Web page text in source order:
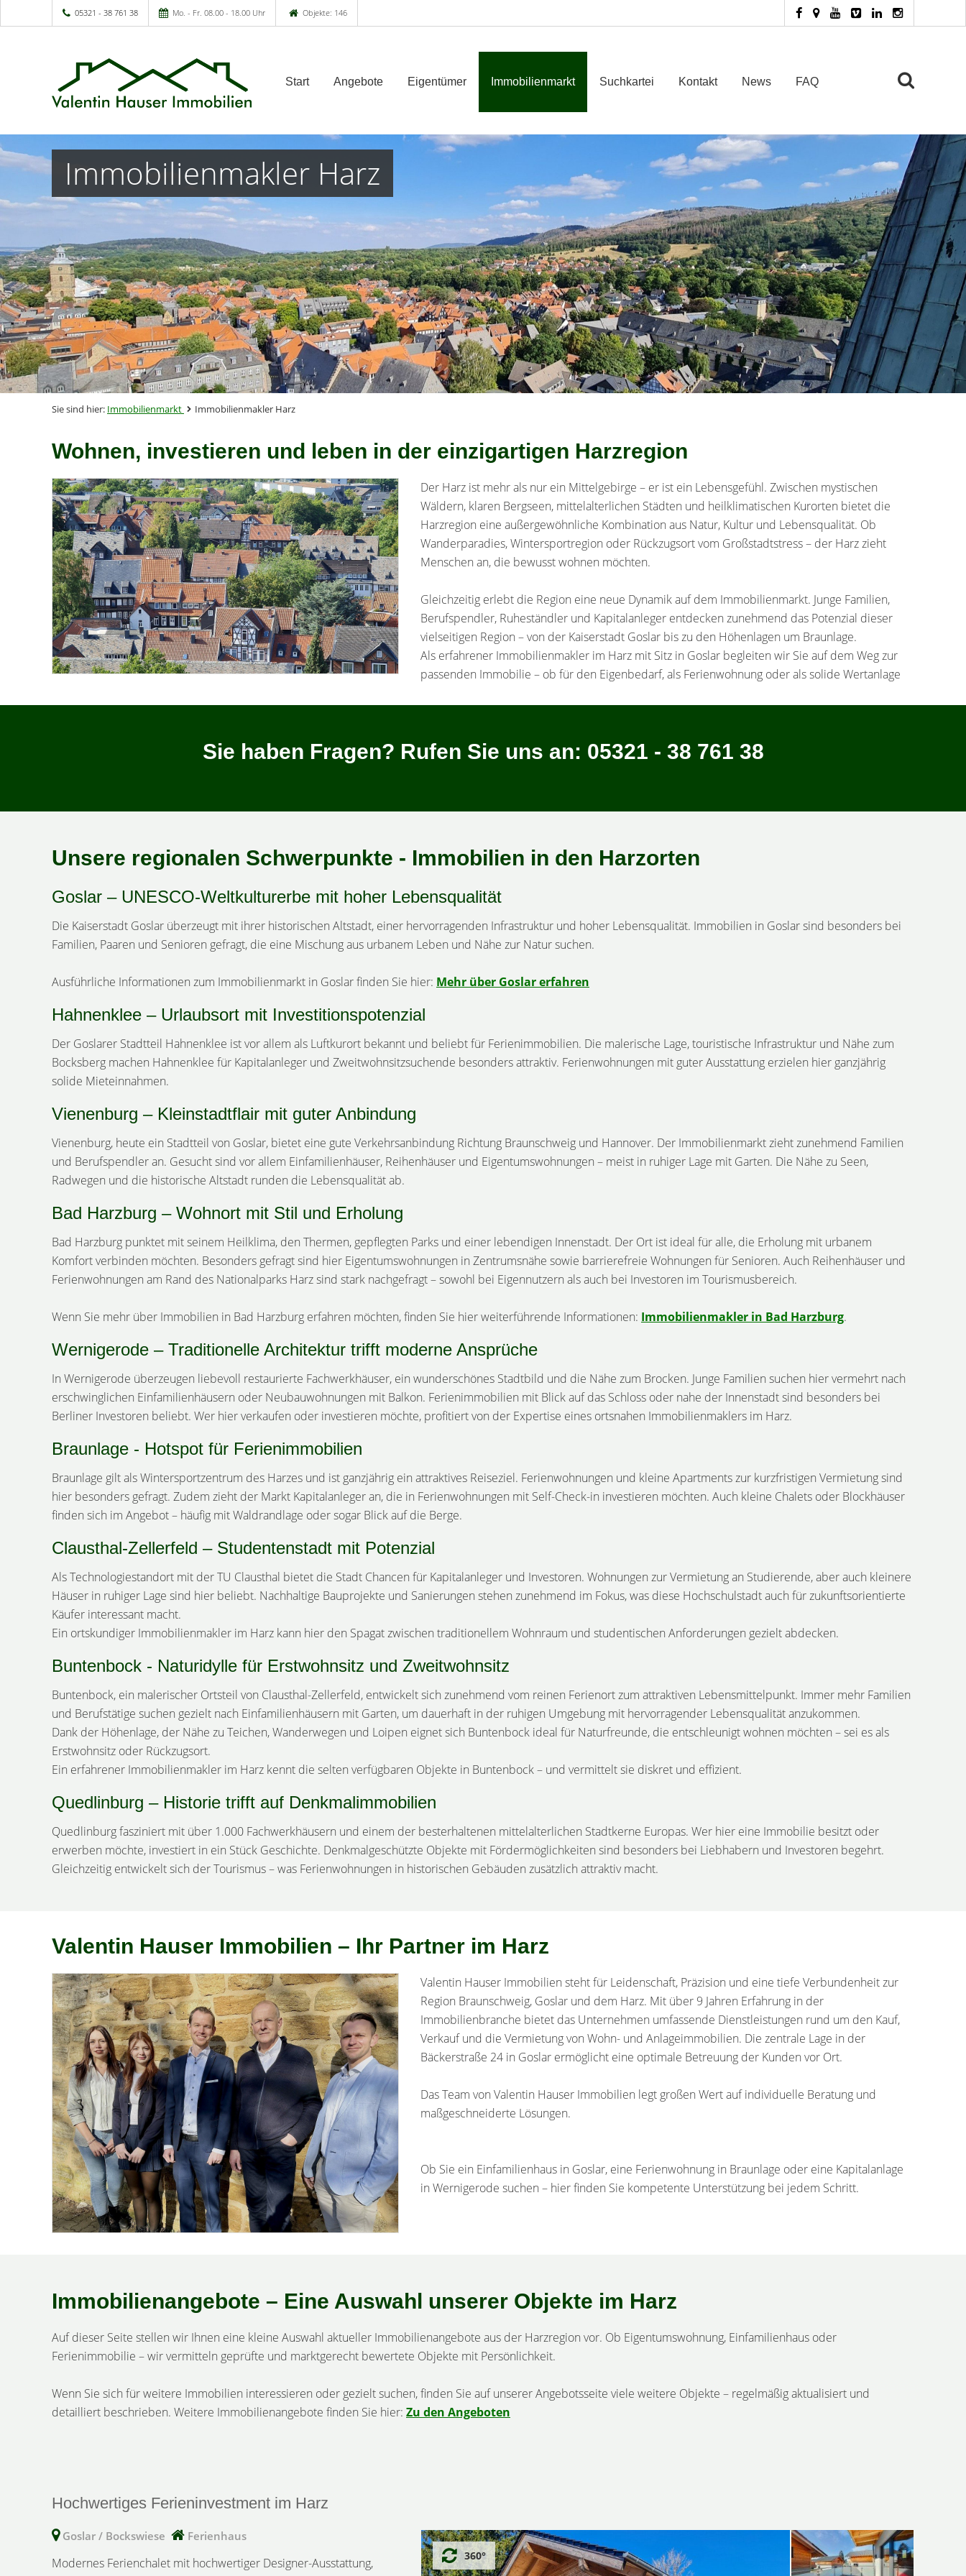
05321 - 38 761 38 Mo. - Fr. 08.00 - 18.00 Uhr Objekte: 146
Start Angebote Eigentümer Immobilienmarkt Suchkartei Kontakt News FAQ
Immobilienmakler Harz
Sie sind hier: Immobilienmarkt Immobilienmakler Harz
Wohnen, investieren und leben in der einzigartigen Harzregion
Der Harz ist mehr als nur ein Mittelgebirge – er ist ein Lebensgefühl. Zwischen mystischen
Wäldern, klaren Bergseen, mittelalterlichen Städten und heilklimatischen Kurorten bietet die
Harzregion eine außergewöhnliche Kombination aus Natur, Kultur und Lebensqualität. Ob
Wanderparadies, Wintersportregion oder Rückzugsort vom Großstadtstress – der Harz zieht
Menschen an, die bewusst wohnen möchten.
Gleichzeitig erlebt die Region eine neue Dynamik auf dem Immobilienmarkt. Junge Familien,
Berufspendler, Ruheständler und Kapitalanleger entdecken zunehmend das Potenzial dieser
vielseitigen Region – von der Kaiserstadt Goslar bis zu den Höhenlagen um Braunlage.
Als erfahrener Immobilienmakler im Harz mit Sitz in Goslar begleiten wir Sie auf dem Weg zur
passenden Immobilie – ob für den Eigenbedarf, als Ferienwohnung oder als solide Wertanlage
Sie haben Fragen? Rufen Sie uns an: 05321 - 38 761 38
Unsere regionalen Schwerpunkte - Immobilien in den Harzorten
Goslar – UNESCO-Weltkulturerbe mit hoher Lebensqualität
Die Kaiserstadt Goslar überzeugt mit ihrer historischen Altstadt, einer hervorragenden Infrastruktur und hoher Lebensqualität. Immobilien in Goslar sind besonders bei
Familien, Paaren und Senioren gefragt, die eine Mischung aus urbanem Leben und Nähe zur Natur suchen.
Ausführliche Informationen zum Immobilienmarkt in Goslar finden Sie hier: Mehr über Goslar erfahren
Hahnenklee – Urlaubsort mit Investitionspotenzial
Der Goslarer Stadtteil Hahnenklee ist vor allem als Luftkurort bekannt und beliebt für Ferienimmobilien. Die malerische Lage, touristische Infrastruktur und Nähe zum
Bocksberg machen Hahnenklee für Kapitalanleger und Zweitwohnsitzsuchende besonders attraktiv. Ferienwohnungen mit guter Ausstattung erzielen hier ganzjährig
solide Mieteinnahmen.
Vienenburg – Kleinstadtflair mit guter Anbindung
Vienenburg, heute ein Stadtteil von Goslar, bietet eine gute Verkehrsanbindung Richtung Braunschweig und Hannover. Der Immobilienmarkt zieht zunehmend Familien
und Berufspendler an. Gesucht sind vor allem Einfamilienhäuser, Reihenhäuser und Eigentumswohnungen – meist in ruhiger Lage mit Garten. Die Nähe zu Seen,
Radwegen und die historische Altstadt runden die Lebensqualität ab.
Bad Harzburg – Wohnort mit Stil und Erholung
Bad Harzburg punktet mit seinem Heilklima, den Thermen, gepflegten Parks und einer lebendigen Innenstadt. Der Ort ist ideal für alle, die Erholung mit urbanem
Komfort verbinden möchten. Besonders gefragt sind hier Eigentumswohnungen in Zentrumsnähe sowie barrierefreie Wohnungen für Senioren. Auch Reihenhäuser und
Ferienwohnungen am Rand des Nationalparks Harz sind stark nachgefragt – sowohl bei Eigennutzern als auch bei Investoren im Tourismusbereich.
Wenn Sie mehr über Immobilien in Bad Harzburg erfahren möchten, finden Sie hier weiterführende Informationen: Immobilienmakler in Bad Harzburg.
Wernigerode – Traditionelle Architektur trifft moderne Ansprüche
In Wernigerode überzeugen liebevoll restaurierte Fachwerkhäuser, ein wunderschönes Stadtbild und die Nähe zum Brocken. Junge Familien suchen hier vermehrt nach
erschwinglichen Einfamilienhäusern oder Neubauwohnungen mit Balkon. Ferienimmobilien mit Blick auf das Schloss oder nahe der Innenstadt sind besonders bei
Berliner Investoren beliebt. Wer hier verkaufen oder investieren möchte, profitiert von der Expertise eines ortsnahen Immobilienmaklers im Harz.
Braunlage - Hotspot für Ferienimmobilien
Braunlage gilt als Wintersportzentrum des Harzes und ist ganzjährig ein attraktives Reiseziel. Ferienwohnungen und kleine Apartments zur kurzfristigen Vermietung sind
hier besonders gefragt. Zudem zieht der Markt Kapitalanleger an, die in Ferienwohnungen mit Self-Check-in investieren möchten. Auch kleine Chalets oder Blockhäuser
finden sich im Angebot – häufig mit Waldrandlage oder sogar Blick auf die Berge.
Clausthal-Zellerfeld – Studentenstadt mit Potenzial
Als Technologiestandort mit der TU Clausthal bietet die Stadt Chancen für Kapitalanleger und Investoren. Wohnungen zur Vermietung an Studierende, aber auch kleinere
Häuser in ruhiger Lage sind hier beliebt. Nachhaltige Bauprojekte und Sanierungen stehen zunehmend im Fokus, was diese Hochschulstadt auch für zukunftsorientierte
Käufer interessant macht.
Ein ortskundiger Immobilienmakler im Harz kann hier den Spagat zwischen traditionellem Wohnraum und studentischen Anforderungen gezielt abdecken.
Buntenbock - Naturidylle für Erstwohnsitz und Zweitwohnsitz
Buntenbock, ein malerischer Ortsteil von Clausthal-Zellerfeld, entwickelt sich zunehmend vom reinen Ferienort zum attraktiven Lebensmittelpunkt. Immer mehr Familien
und Berufstätige suchen gezielt nach Einfamilienhäusern mit Garten, um dauerhaft in der ruhigen Umgebung mit hervorragender Lebensqualität anzukommen.
Dank der Höhenlage, der Nähe zu Teichen, Wanderwegen und Loipen eignet sich Buntenbock ideal für Naturfreunde, die entschleunigt wohnen möchten – sei es als
Erstwohnsitz oder Rückzugsort.
Ein erfahrener Immobilienmakler im Harz kennt die selten verfügbaren Objekte in Buntenbock – und vermittelt sie diskret und effizient.
Quedlinburg – Historie trifft auf Denkmalimmobilien
Quedlinburg fasziniert mit über 1.000 Fachwerkhäusern und einem der besterhaltenen mittelalterlichen Stadtkerne Europas. Wer hier eine Immobilie besitzt oder
erwerben möchte, investiert in ein Stück Geschichte. Denkmalgeschützte Objekte mit Fördermöglichkeiten sind besonders bei Liebhabern und Investoren begehrt.
Gleichzeitig entwickelt sich der Tourismus – was Ferienwohnungen in historischen Gebäuden zusätzlich attraktiv macht.
Valentin Hauser Immobilien – Ihr Partner im Harz
Valentin Hauser Immobilien steht für Leidenschaft, Präzision und eine tiefe Verbundenheit zur
Region Braunschweig, Goslar und dem Harz. Mit über 9 Jahren Erfahrung in der
Immobilienbranche bietet das Unternehmen umfassende Dienstleistungen rund um den Kauf,
Verkauf und die Vermietung von Wohn- und Anlageimmobilien. Die zentrale Lage in der
Bäckerstraße 24 in Goslar ermöglicht eine optimale Betreuung der Kunden vor Ort.
Das Team von Valentin Hauser Immobilien legt großen Wert auf individuelle Beratung und
maßgeschneiderte Lösungen.
Ob Sie ein Einfamilienhaus in Goslar, eine Ferienwohnung in Braunlage oder eine Kapitalanlage
in Wernigerode suchen – hier finden Sie kompetente Unterstützung bei jedem Schritt.
Immobilienangebote – Eine Auswahl unserer Objekte im Harz
Auf dieser Seite stellen wir Ihnen eine kleine Auswahl aktueller Immobilienangebote aus der Harzregion vor. Ob Eigentumswohnung, Einfamilienhaus oder
Ferienimmobilie – wir vermitteln geprüfte und marktgerecht bewertete Objekte mit Persönlichkeit.
Wenn Sie sich für weitere Immobilien interessieren oder gezielt suchen, finden Sie auf unserer Angebotsseite viele weitere Objekte – regelmäßig aktualisiert und
detailliert beschrieben. Weitere Immobilienangebote finden Sie hier: Zu den Angeboten
Hochwertiges Ferieninvestment im Harz
Goslar / Bockswiese Ferienhaus
Modernes Ferienchalet mit hochwertiger Designer-Ausstattung,
360°